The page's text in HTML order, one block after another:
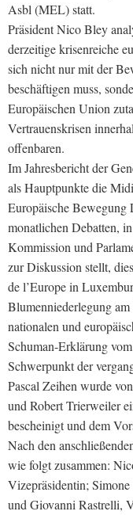
Asbl (MEL) statt.
Präsident Nico Bley
derzeitige krisenreiche
sich nicht nur mit der
beschäftigen muss,
Europäischen Union
Vertrauenskrisen
offenbaren.
Im Jahresbericht der
als Hauptpunkte die
Europäische Bewegung
monatlichen Debatten,
Kommission und
zur Diskussion stellt,
de l’Europe in
Blumenniederlegung
nationalen und
Schuman-Erklärung
Schwerpunkt der
Pascal Zeihen wurde
und Robert Trierweiler
bescheinigt und dem
Nach den
wie folgt zusammen:
Vizepräsidentin;
und Giovanni Rastrelli,